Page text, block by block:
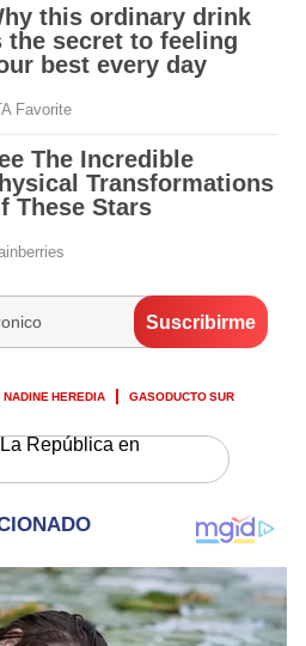
NADINE HEREDIA GASODUCTO SUR
República en